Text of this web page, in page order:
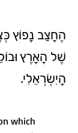
הֶחָצַב נָפוֹץ
שֶׁל הָאָרֶץ
הָיִשְׂרְאֵלִי.
which